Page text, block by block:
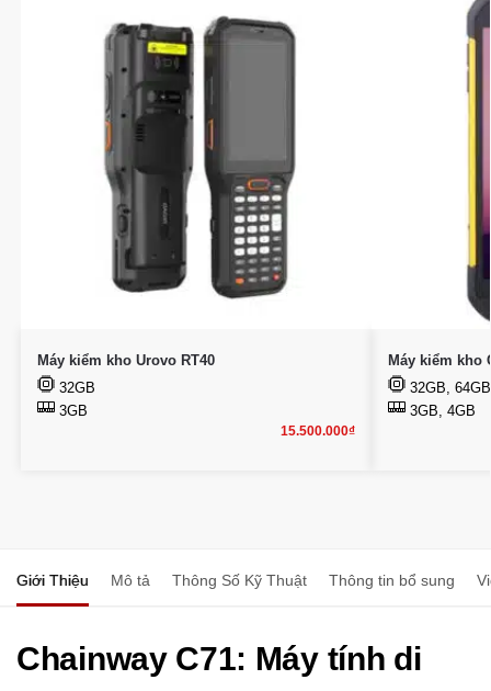
Máy kiểm kho Urovo RT40
32GB
3GB
15.500.000₫
Máy kiểm kho
32GB, 64GB
3GB, 4GB
Giới Thiệu Mô tả Thông Số Kỹ Thuật Thông tin bổ sung
Chainway C71: Máy tính di